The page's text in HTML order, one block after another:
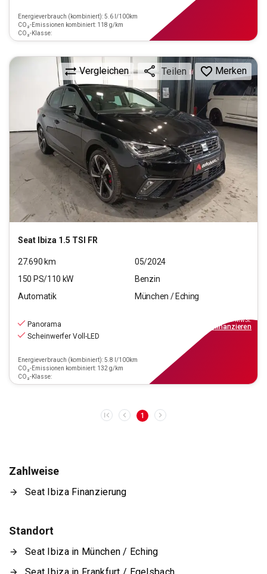
Energieverbrauch (kombiniert): 5.6 l/100km
CO₂-Emissionen kombiniert: 118 g/km
CO₂-Klasse:
Seat Ibiza 1.5 TSI FR
Vergleichen Teilen Merken
27.690 km
05/2024
150 PS/110 kW
Benzin
Automatik
München / Eching
Panorama
Scheinwerfer Voll-LED
Energieverbrauch (kombiniert): 5.8 l/100km
CO₂-Emissionen kombiniert: 132 g/km
CO₂-Klasse:
inkl.MwSt.
finanzieren
1
Zahlweise
Seat Ibiza Finanzierung
Standort
Seat Ibiza in München / Eching